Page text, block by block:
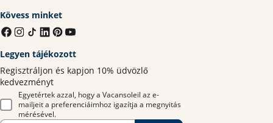
Kövess minket
Legyen tájékozott
Regisztráljon és kapjon 10% üdvözlő
kedvezményt
Egyetértek azzal, hogy a Vacansoleil az e-
mailjeit a preferenciáimhoz igazítja a megnyitás
mérésével.